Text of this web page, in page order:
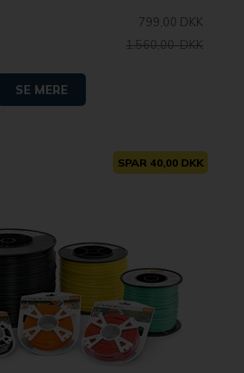
799,00 DKK
1.560,00 DKK
SE MERE
SPAR 40,00 DKK